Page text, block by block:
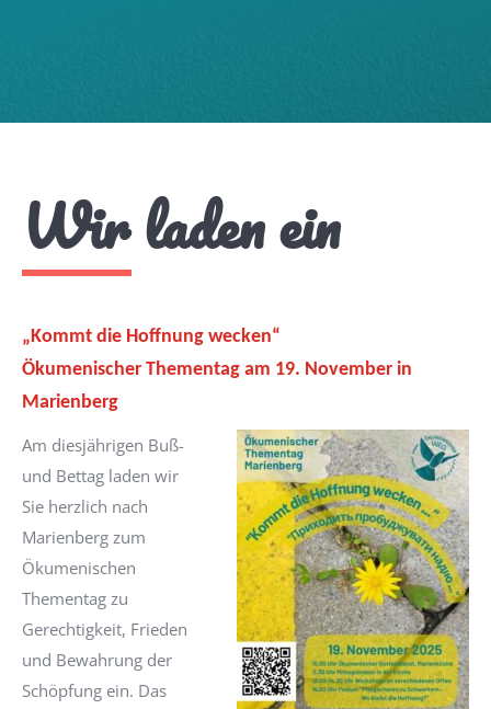
Wir laden ein
„Kommt die Hoffnung wecken“
Ökumenischer Thementag am 19. November in
Marienberg
Am diesjährigen Buß-
und Bettag laden wir
Sie herzlich nach
Marienberg zum
Ökumenischen
Thementag zu
Gerechtigkeit, Frieden
und Bewahrung der
Schöpfung ein. Das